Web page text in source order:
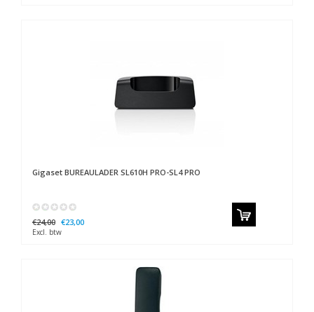
Gigaset BUREAULADER SL610H PRO-SL4 PRO
€24,00 €23,00
Excl. btw